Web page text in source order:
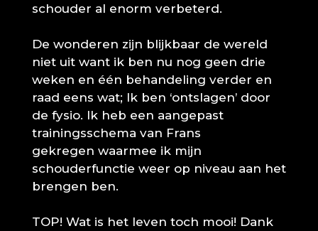
schouder al enorm verbeterd.
De wonderen zijn blijkbaar de wereld
niet uit want ik ben nu nog geen drie
weken en één behandeling verder en
raad eens wat; Ik ben ‘ontslagen’ door
de fysio. Ik heb een aangepast
trainingsschema van Frans
gekregen waarmee ik mijn
schouderfunctie weer op niveau aan het
brengen ben.
TOP! Wat is het leven toch mooi! Dank